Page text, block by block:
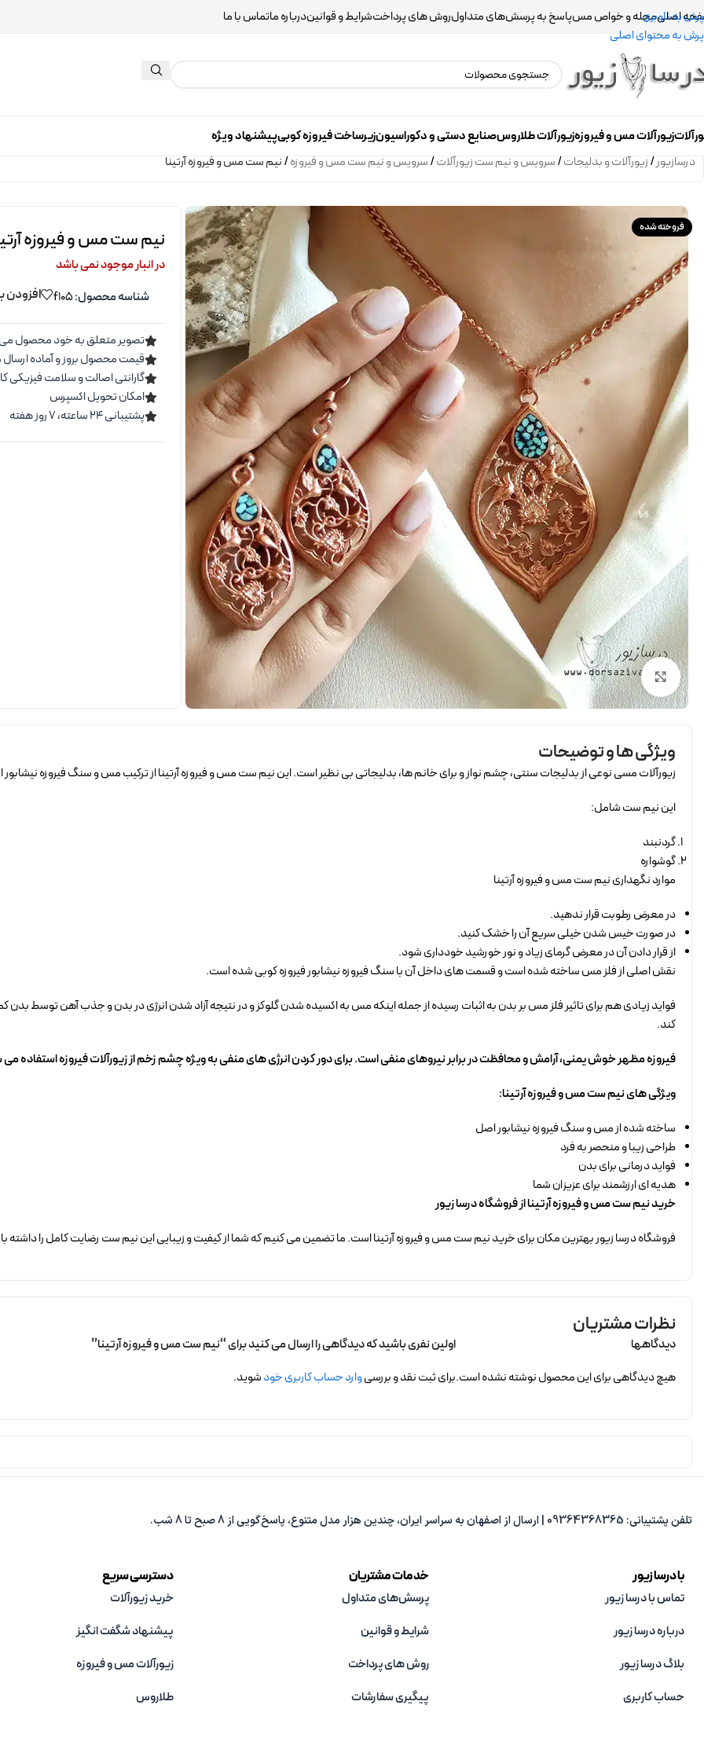
پرش به ناوبری
پرش به محتوای اصلی
اصلیمجله و خواص مسپاسخ به پرسش‌های متداولروش های پرداختشرایط و قوانیندرباره ماتماس با ما
زیورآلات مس و فیروزهزیورآلات طلاروسصنایع دستی و دکوراسیونزیرساخت فیروزه کوبیپیشنهاد ویژه
درسازیور/زیورآلات و بدلیجات/سرویس و نیم ست زیورآلات/سرویس و نیم ست مس و فیروزه/نیم ست مس و فیروزه آرتینا
فروخته شده
برای بزرگنمایی کلیک کنید
نیم ست مس و فیروزه
در انبار موجود نمی باشد
شناسه محصول:f105 افزودن
تصویر متعلق به خود محصول
قیمت محصول بروز و آماده
گارانتی اصالت و سلامت فیزیکی
امکان تحویل اکسپرس
پشتیبانی ۲۴ ساعته، ۷ روز هفته
ویژگی ها و توضیحات
زیورآلات مسی نوعی از بدلیجات سنتی، چشم نواز و برای خانم ها، بدلیجاتی بی نظیر است. این نیم ست مس و فیروزه آرتینا از ترکیب مس و سنگ فیروزه
این نیم ست شامل:
گردنبند
گوشواره
موارد نگهداری نیم ست مس و فیروزه آرتینا
در معرض رطوبت قرار ندهید.
در صورت خیس شدن خیلی سریع آن را خشک کنید.
از قرار دادن آن در معرض گرمای زیاد و نور خورشید خودداری شود.
نقش اصلی از فلز مس ساخته شده است و قسمت های داخل آن با سنگ فیروزه نیشابور فیروزه کوبی شده است.
فواید زیادی هم برای تاثیر فلز مس بر بدن به اثبات رسیده از جمله اینکه مس به اکسیده شدن گلوکز و در نتیجه آزاد شدن انرژی در بدن و جذب آهن توسط بدن
کند.
فیروزه مظهر خوش یمنی، آرامش و محافظت در برابر نیروهای منفی است. برای دور کردن انرژی های منفی به ویژه چشم زخم از زیورآلات فیروزه استفاده
ویژگی های نیم ست مس و فیروزه آرتینا:
ساخته شده از مس و سنگ فیروزه نیشابور اصل
طراحی زیبا و منحصر به فرد
فواید درمانی برای بدن
هدیه ای ارزشمند برای عزیزان شما
خرید نیم ست مس و فیروزه آرتینا از فروشگاه درسا زیور
فروشگاه درسا زیور بهترین مکان برای خرید نیم ست مس و فیروزه آرتینا است. ما تضمین می کنیم که شما از کیفیت و زیبایی این نیم ست رضایت کامل را داشته
نظرات مشتریان
دیدگاهها
هیچ دیدگاهی برای این محصول نوشته نشده است.
اولین نفری باشید که دیدگاهی را ارسال می کنید برای “نیم ست مس و فیروزه آرتینا”
برای ثبت نقد و بررسیوارد حساب کاربری خودشوید.
تلفن پشتیبانی: 09364368365 | ارسال از اصفهان به سراسر ایران، چندین هزار مدل متنوع، پاسخ‌گویی از 8 صبح تا 8 شب.
با درسا زیور
تماس با درسا زیور
درباره درسا زیور
بلاگ درسا زیور
حساب کاربری
خدمات مشتریان
پرسش‌های متداول
شرایط و قوانین
روش های پرداخت
پیگیری سفارشات
دسترسی سریع
خرید زیورآلات
پیشنهاد شگفت انگیز
زیورآلات مس و فیروزه‌
طلاروس